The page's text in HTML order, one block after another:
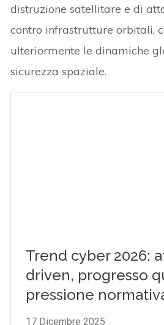
distruzione satellitare e di
contro infrastrutture orbitali,
ulteriormente le dinamiche
sicurezza spaziale.